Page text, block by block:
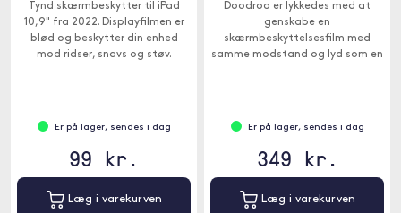
Tynd skærmbeskytter til iPad
10,9" fra 2022. Displayfilmen er
blød og beskytter din enhed
mod ridser, snavs og støv.
Er på lager, sendes i dag
99 kr.
Læg i varekurven
Doodroo er lykkedes med at
genskabe en
skærmbeskyttelsesfilm med
samme modstand og lyd som en
Er på lager, sendes i dag
349 kr.
Læg i varekurven